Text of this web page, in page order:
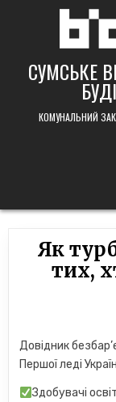
СУМСЬКЕ
КОМУНАЛЬНИЙ
Як
тих,
Довідник
Першої леді
Здобувачі